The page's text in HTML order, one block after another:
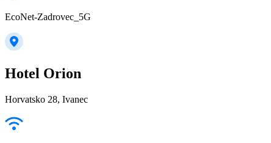
EcoNet-Zadrovec_5G
Hotel Orion
Horvatsko 28, Ivanec